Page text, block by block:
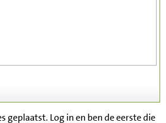
geplaatst. Log in en ben de eerste die